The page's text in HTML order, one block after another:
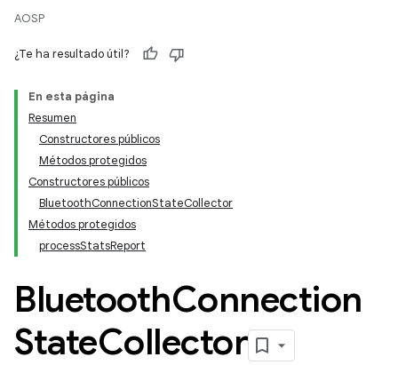
AOSP
¿Te ha resultado útil?
En esta página
Resumen
Constructores públicos
Métodos protegidos
Constructores públicos
BluetoothConnectionStateCollector
Métodos protegidos
processStatsReport
BluetoothConnection
StateCollector